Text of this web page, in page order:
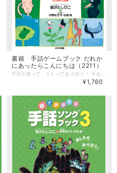
書籍 手話ゲームブック だれか
にあったらこんにちは（2211）
¥1,760